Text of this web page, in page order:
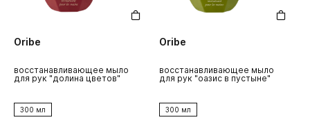
Oribe
восстанавливающее мыло
для рук "долина цветов"
300 мл
Oribe
восстанавливающее мыло
для рук "оазис в пустыне"
300 мл